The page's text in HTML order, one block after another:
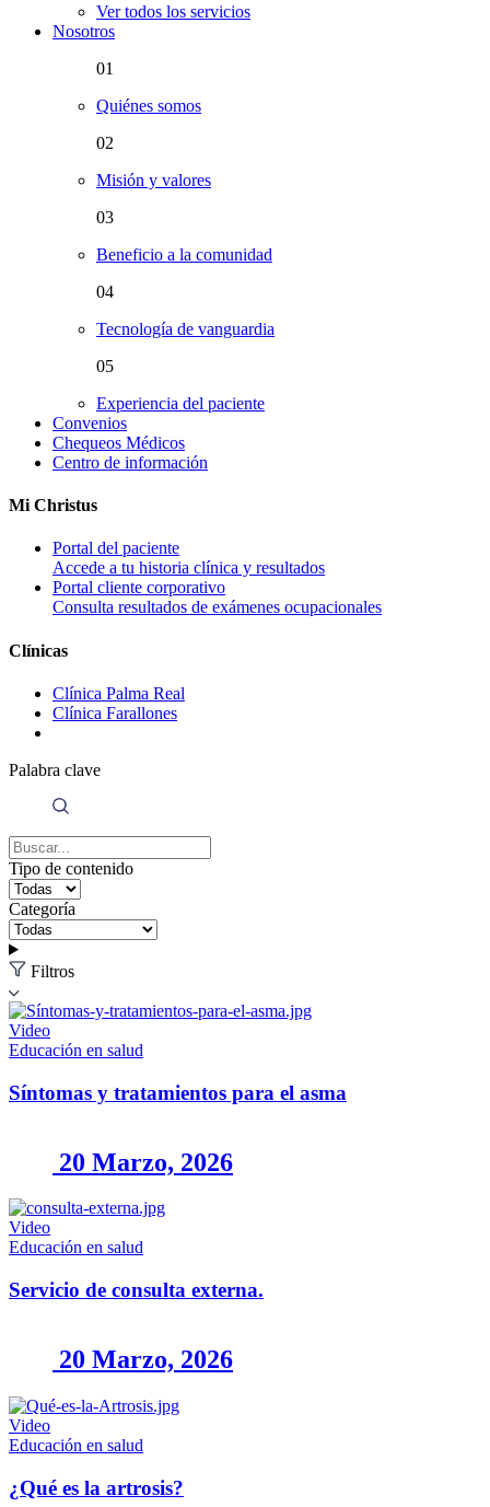
Ver todos los servicios
Nosotros
01
Quiénes somos
02
Misión y valores
03
Beneficio a la comunidad
04
Tecnología de vanguardia
05
Experiencia del paciente
Convenios
Chequeos Médicos
Centro de información
Mi Christus
Portal del paciente
Accede a tu historia clínica y resultados
Portal cliente corporativo
Consulta resultados de exámenes ocupacionales
Clínicas
Clínica Palma Real
Clínica Farallones
Palabra clave
Tipo de contenido
Categoría
Filtros
Video
Educación en salud
Síntomas y tratamientos para el asma
20 Marzo, 2026
Video
Educación en salud
Servicio de consulta externa.
20 Marzo, 2026
Video
Educación en salud
¿Qué es la artrosis?